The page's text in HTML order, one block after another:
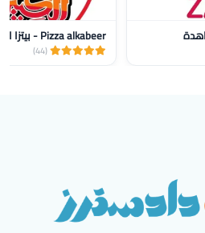
Pizza alkabeer - بيتزا الكبير
(44)